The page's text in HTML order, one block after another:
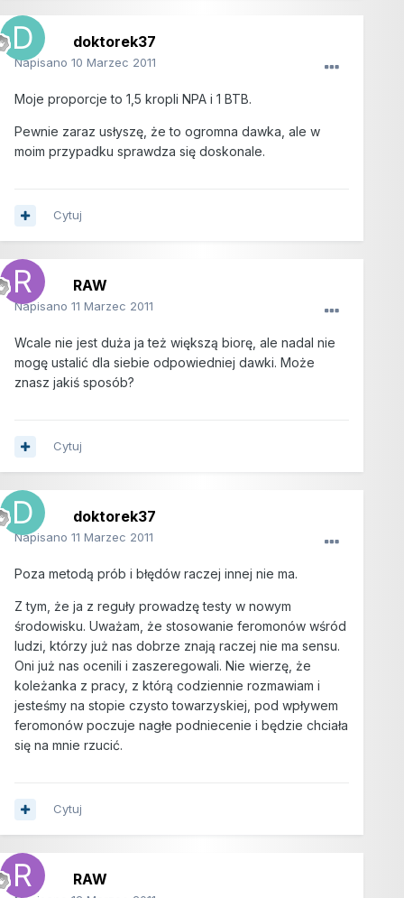
doktorek37
Napisano 10 Marzec 2011
Moje proporcje to 1,5 kropli NPA i 1 BTB.
Pewnie zaraz usłyszę, że to ogromna dawka, ale w
moim przypadku sprawdza się doskonale.
Cytuj
RAW
Napisano 11 Marzec 2011
Wcale nie jest duża ja też większą biorę, ale nadal nie
mogę ustalić dla siebie odpowiedniej dawki. Może
znasz jakiś sposób?
Cytuj
doktorek37
Napisano 11 Marzec 2011
Poza metodą prób i błędów raczej innej nie ma.
Z tym, że ja z reguły prowadzę testy w nowym
środowisku. Uważam, że stosowanie feromonów wśród
ludzi, którzy już nas dobrze znają raczej nie ma sensu.
Oni już nas ocenili i zaszeregowali. Nie wierzę, że
koleżanka z pracy, z którą codziennie rozmawiam i
jesteśmy na stopie czysto towarzyskiej, pod wpływem
feromonów poczuje nagłe podniecenie i będzie chciała
się na mnie rzucić.
Cytuj
RAW